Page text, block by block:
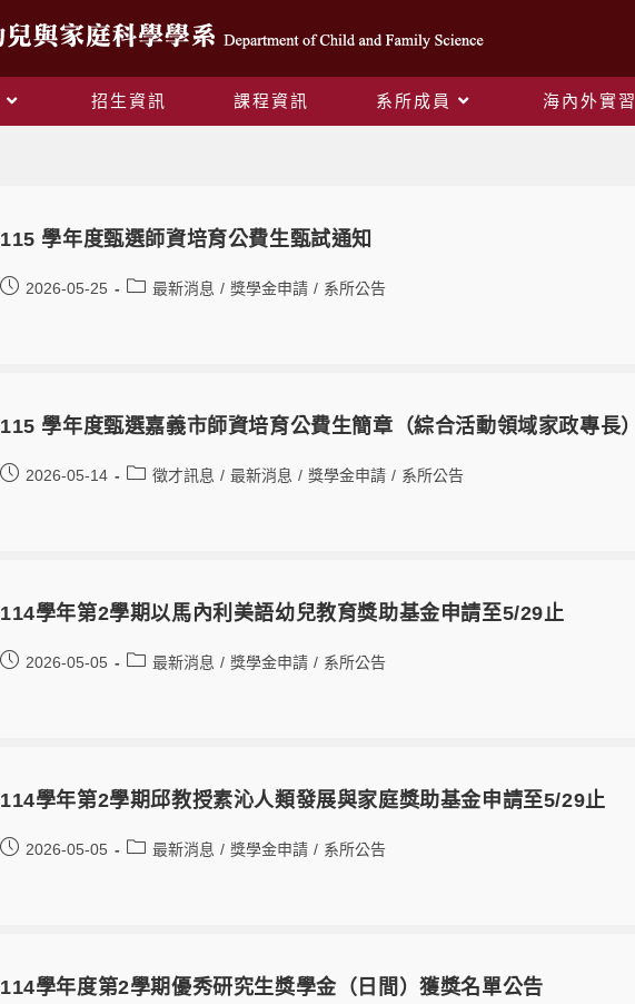
招生資訊 課程資訊 系所成員 海內外實習
115 學年度甄選師資培育公費生甄試通知
2026-05-25 最新消息 / 獎學金申請 / 系所公告
115 學年度甄選嘉義市師資培育公費生簡章（綜合活動領域家政專長）
2026-05-14 徵才訊息 / 最新消息 / 獎學金申請 / 系所公告
114學年第2學期以馬內利美語幼兒教育獎助基金申請至5/29止
2026-05-05 最新消息 / 獎學金申請 / 系所公告
114學年第2學期邱教授素沁人類發展與家庭獎助基金申請至5/29止
2026-05-05 最新消息 / 獎學金申請 / 系所公告
114學年度第2學期優秀研究生獎學金（日間）獲獎名單公告